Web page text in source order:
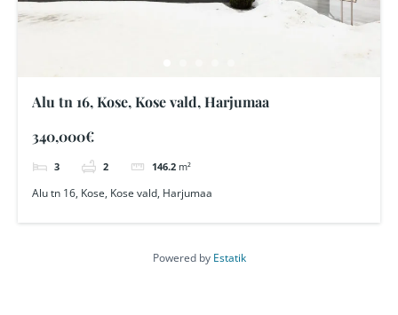
Alu tn 16, Kose, Kose vald, Harjumaa
340,000€
3 2 146.2 m²
Alu tn 16, Kose, Kose vald, Harjumaa
Powered by Estatik